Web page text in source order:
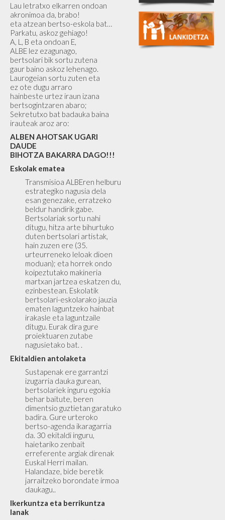
Lau letratxo elkarren ondoan
akronimoa da, brabo!
eta atzean bertso-eskola bat…
Parkatu, askoz gehiago!
A, L, B eta ondoan E,
ALBE lez ezagunago,
bertsolari bik sortu zutena
gaur baino askoz lehenago.
Laurogeian sortu zuten eta
ez ote dugu arraro
hainbeste urtez iraun izana
bertsogintzaren abaro;
Sekretutxo bat badauka baina
irauteak aroz aro:
ALBEN AHOTSAK UGARI
DAUDE
BIHOTZA BAKARRA DAGO!!!
Eskolak ematea
Transmisioa ALBEren helburu
estrategiko nagusia dela
esan genezake, erratzeko
beldur handirik gabe.
Bertsolariak sortu nahi
ditugu, hitza arte bihurtuko
duten bertsolari artistak,
hain zuzen ere (35.
urteurreneko leloak dioen
moduan); eta horrek ondo
koipeztutako makineria
martxan jartzea eskatzen du,
ezinbestean. Eskolatik
bertsolari-eskolarako jauzia
ematen laguntzeko hainbat
irakasle eta laguntzaile
ditugu. Eurak dira gure
proiektuaren zutabe
nagusietako bat. .
Ekitaldien antolaketa
Sustapenak ere garrantzi
izugarria dauka gurean,
bertsolariek inguru egokia
behar baitute, beren
dimentsio guztietan garatuko
badira. Gure urteroko
bertso-agenda ikaragarria
da. 30 ekitaldi inguru,
haietariko zenbait
erreferente argiak direnak
Euskal Herri mailan.
Halandaze, bide beretik
jarraitzeko borondate irmoa
daukagu..
Ikerkuntza eta berrikuntza
lanak